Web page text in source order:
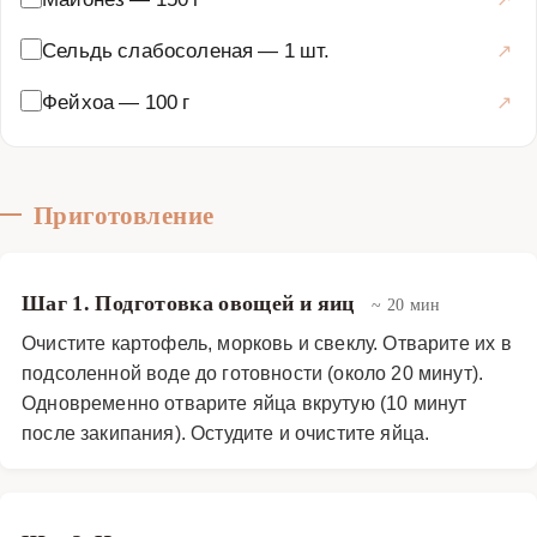
ломтиками фейхоа для эстетичного вида.
Закуски и салаты·Салаты·Сельдь под шубой
Сельдь слабосоленая — 1 шт.
Фейхоа— 100 г
Приготовление
Шаг 1. Подготовка овощей и яиц ~ 20 мин
Очистите картофель, морковь и свеклу. Отварите их в
подсоленной воде до готовности (около 20 минут).
Одновременно отварите яйца вкрутую (10 минут
после закипания). Остудите и очистите яйца.